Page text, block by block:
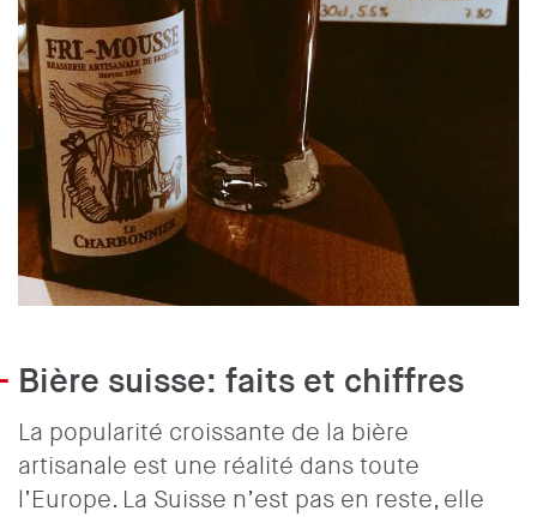
Bière suisse: faits et chiffres
La popularité croissante de la bière
artisanale est une réalité dans toute
l’Europe. La Suisse n’est pas en reste, elle